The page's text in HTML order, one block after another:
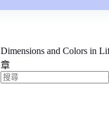
Dimensions and Colors in
章